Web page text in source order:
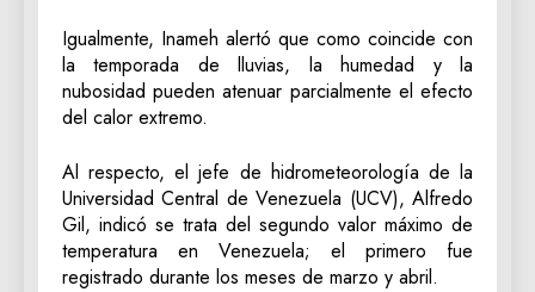
Igualmente, Inameh alertó que como coincide con
la temporada de lluvias, la humedad y la
nubosidad pueden atenuar parcialmente el efecto
del calor extremo.
Al respecto, el jefe de hidrometeorología de la
Universidad Central de Venezuela (UCV), Alfredo
Gil, indicó se trata del segundo valor máximo de
temperatura en Venezuela; el primero fue
registrado durante los meses de marzo y abril.